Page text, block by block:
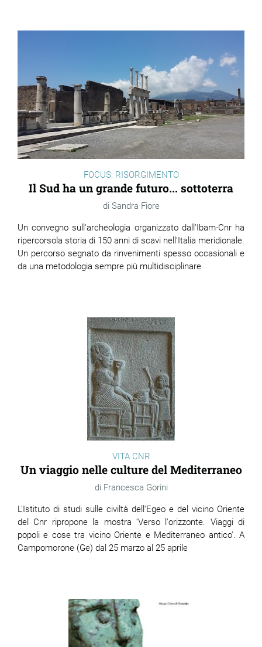
FOCUS: RISORGIMENTO
Il Sud ha un grande futuro... sottoterra
Sandra Fiore
Un convegno sull'archeologia organizzato dall'Ibam-Cnr ha
ripercorsola storia di 150 anni di scavi nell'Italia meridionale.
Un percorso segnato da rinvenimenti spesso occasionali e
da una metodologia sempre più multidisciplinare
VITA CNR
Un viaggio nelle culture del Mediterraneo
Francesca Gorini
L'Istituto di studi sulle civiltà dell'Egeo e del vicino Oriente
del Cnr ripropone la mostra ‘Verso l'orizzonte. Viaggi di
popoli e cose tra vicino Oriente e Mediterraneo antico'. A
Campomorone (Ge) dal 25 marzo al 25 aprile